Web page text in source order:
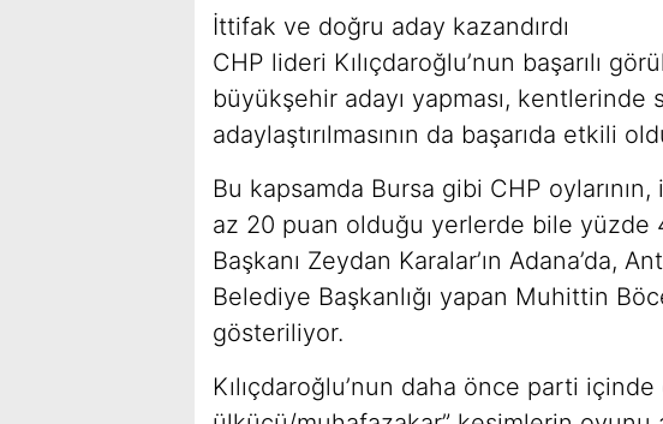
İttifak ve doğru aday kazandırdı
CHP lideri Kılıçdaroğlu’nun başarılı
büyükşehir adayı yapması, kentlerinde
adaylaştırılmasının da başarıda etkili
Bu kapsamda Bursa gibi CHP
az 20 puan olduğu yerlerde bile yüzde
Başkanı Zeydan Karalar’ın Adana’da,
Belediye Başkanlığı yapan Muhittin
gösteriliyor.
Kılıçdaroğlu’nun daha önce parti